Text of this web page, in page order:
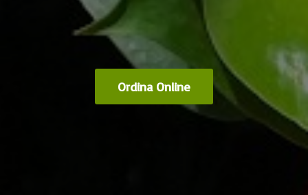
Ordina Online